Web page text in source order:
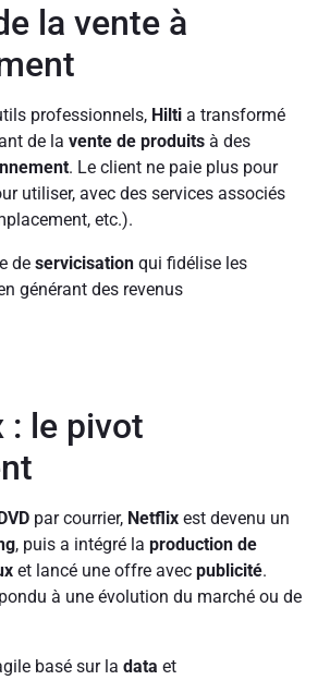
la vente à
professionnels, Hilti a transformé
de la vente de produits à des
. Le client ne paie plus pour
utiliser, avec des services associés
etc.).
de servicisation qui fidélise les
générant des revenus
: le pivot
par courrier, Netflix est devenu un
, puis a intégré la production de
et lancé une offre avec publicité.
à une évolution du marché ou de
basé sur la data et